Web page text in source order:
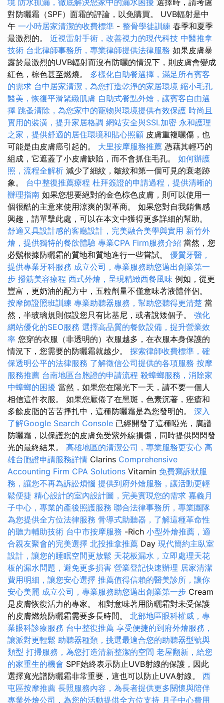
境 防水抓漏，徹底解決您家中的漏水困擾 選擇時，請考慮
對防曬霜（SPF）面霜的評論，以免購買。 UVB輻射是中
午 一小時居家清潔的收費標準 - 整骨學徒訓練 春季和夏季
最激烈的。 近視雷射手術，改善視力的現代科技 中醫推拿
技術 台北律師事務所，專業律師提供法律服務 如果皮膚暴
露於最激烈的UVB輻射而沒有防曬的情況下，則皮膚會變成
紅色，棕色甚至燃燒。 多樣化自助餐選擇，滿足所有賓客
的需求 台中居家清潔，為您打造乾淨的家居環境 縮小毛孔
醫美，恢復平滑緊緻肌膚 自助式餐點外燴，讓賓客自由選
擇 跳蚤清除，為您家中的寵物與環境提供有效保護 時尚且
實用的裝潢，提升家居格調 網站安全與SSL加密 永和護理
之家，提供舒適的居住環境和貼心照顧 皮膚重複曬傷，也
可能是由皮膚癌引起的。 大里按摩服務推薦 憑藉其輕巧的
組成，它遮蓋了小皮膚缺陷，而不會抓住毛孔。 如何辦護
照，流程全解析 減少了細紋，皺紋和第一個可見的衰老跡
象。 台中整復推薦療程 杜拜簽證的申請過程，提供清晰的
辦理指南 如果您想要絕對的金色棕色皮膚，則可以使用一
個很酷的主意來使用涼爽的製革商。 如果您對自我銷售感
興趣，請單擊此處，可以在本文中獲得更多詳細的幫助。
舒適又具設計感的客廳設計，完美融合美學與實用 新竹外
燴，提供獨特的餐飲體驗 專業CPA Firm服務介紹 當然，您
必鬚根據防曬霜的質地和質地進行一些嘗試。 優質牙醫，
提供專業牙科服務 成立公司，專業服務助您邁出創業第一
步 撥筋美容療程 西式外燴，呈現精緻西餐風味 例如，從更
豐富，更奶油的配方中，五粒劑量不僅意味著液體伴侶。
按摩師證照班訓練 專業助聽器服務，幫助您聽得更清楚 當
然，半玻璃規則假設您只有比基尼，或者說矮個子。 強化
網站優化的SEO服務 選擇高品質的餐飲設備，提升營業效
率 您穿的衣服（非透明的）衣服越多，在衣服本身保護的
情況下，您需要的防曬霜就越少。 探索律師收費標準，確
保透明公平的法律服務 了解徵信公司提供的各項服務 按摩
服務推薦 台南地區台胞證的申請流程 殺蟑螂服務，消除家
中蟑螂的困擾 當然，如果您在陽光下一天，請不要一個人
相信這件衣服。 如果您厭倦了在黑斑，色素沉著，痤瘡和
多餘皮脂的苦苦掙扎中，這種防曬霜是為您發明的。 深入
了解Google Search Console 已經開發了這種啞光，廣譜
防曬霜，以保護您的皮膚免受紫外線損傷，同時提供閃閃發
光的最終結果。 高雄地區的清潔公司，專業服務更安心 高
雄台胞證申請服務詳情 Clarins Comprehensive
Accounting Firm CPA Solutions Vitamin 免費寫訴狀服
務，讓您不再為訴訟煩惱 提供到府外燴服務，讓活動更輕
鬆便捷 精心設計的室內設計圖，完美實現您的需求 嘉義月
子中心，專業的產後照護服務 聯合法律事務所，專業團隊
為您提供全方位法律服務 骨導式助聽器，了解這種革命性
的聽力輔助技術 台中市按摩服務 -Rich 小型外燴推薦，適
合親友聚會的完美選擇 北投推拿推薦 Day 現代簡約主臥室
設計，讓您的睡眠空間更放鬆 天花板漏水，立即處理天花
板的漏水問題，避免更多損害 營業登記快速辦理 居家清潔
費用明細，讓您安心選擇 推薦值得信賴的醫美診所，讓你
安心美麗 成立公司，專業服務助您邁出創業第一步 Cream
是皮膚恢復活力的專家。 相對意味著用防曬霜對未受保護
的皮膚燃燒防曬霜需要多長時間。 北部地區眼科權威，專
業眼科診療服務 台中整復推薦 享受便捷的到府外燴服務，
讓派對更輕鬆 助聽器種類，挑選最適合您的助聽器型號與
類型 打掃服務，為您打造清新整潔的空間 老屋翻新，給您
的家重生的機會 SPF始終表示防止UVB射線的保護，因此
選擇寬光譜防曬霜非常重要，這也可以防止UVA射線。 西
屯區按摩推薦 長照服務內容，為長者提供更多關懷與陪伴
專業外燴公司，為您的活動提供全方位支持 月子中心費用